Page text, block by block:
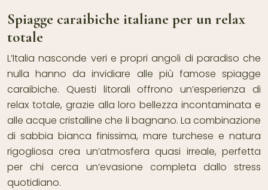
Spiagge caraibiche italiane per un relax
totale
L’Italia nasconde veri e propri angoli di paradiso che
nulla hanno da invidiare alle più famose spiagge
caraibiche. Questi litorali offrono un’esperienza di
relax totale, grazie alla loro bellezza incontaminata e
alle acque cristalline che li bagnano. La combinazione
di sabbia bianca finissima, mare turchese e natura
rigogliosa crea un’atmosfera quasi irreale, perfetta
per chi cerca un’evasione completa dallo stress
quotidiano.